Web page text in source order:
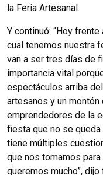
la Feria Artesanal.
Y continuó: “Hoy
cual tenemos nuestra
van a ser tres días de
importancia vital
espectáculos arriba
artesanos y un
emprendedores de la
fiesta que no se
tiene múltiples
que nos tomamos
queremos mucho”,